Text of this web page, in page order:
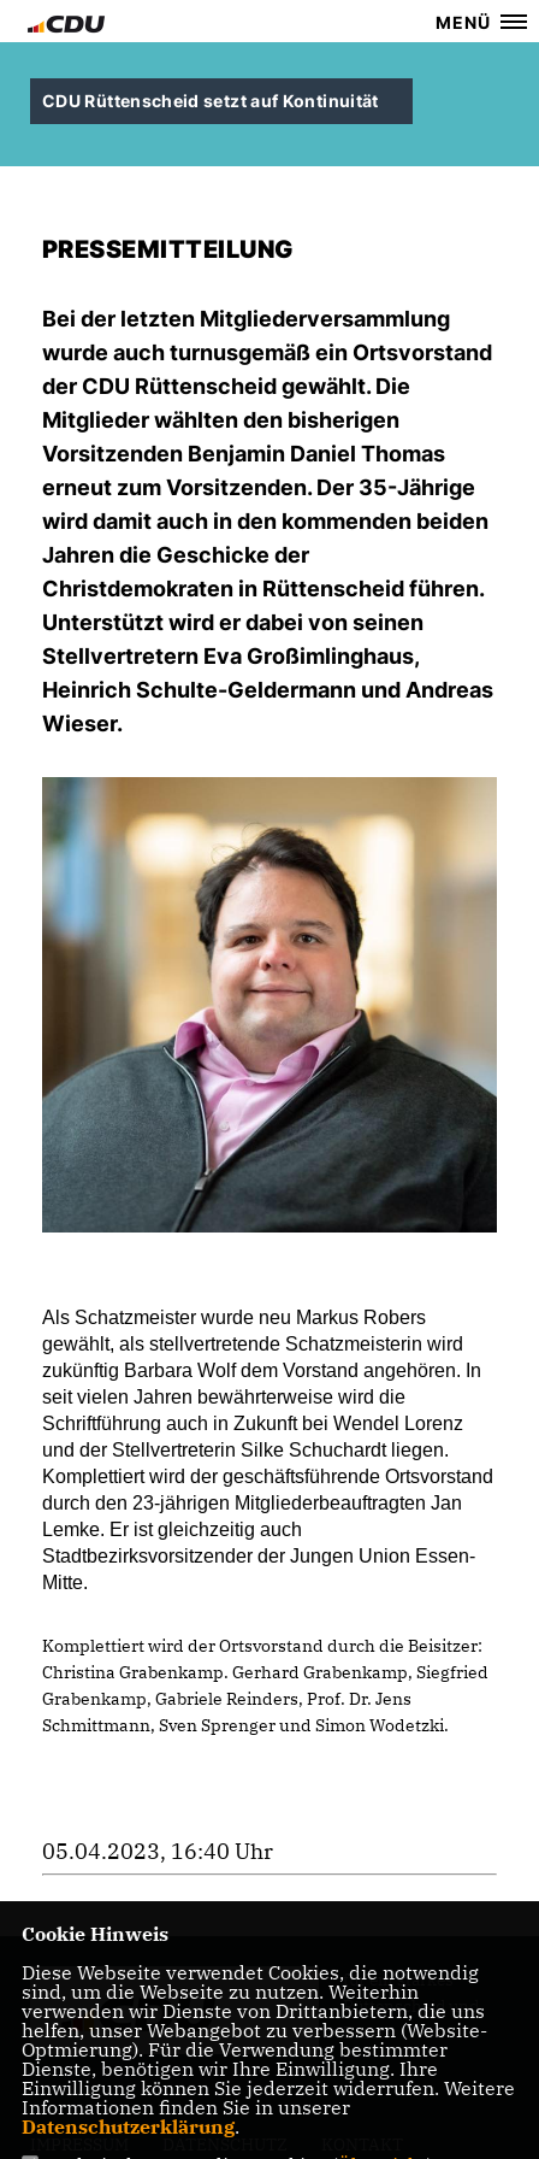
MENÜ
CDU Rüttenscheid setzt auf Kontinuität
PRESSEMITTEILUNG
Bei der letzten Mitgliederversammlung
wurde auch turnusgemäß ein Ortsvorstand
der CDU Rüttenscheid gewählt. Die
Mitglieder wählten den bisherigen
Vorsitzenden Benjamin Daniel Thomas
erneut zum Vorsitzenden. Der 35-Jährige
wird damit auch in den kommenden beiden
Jahren die Geschicke der
Christdemokraten in Rüttenscheid führen.
Unterstützt wird er dabei von seinen
Stellvertretern Eva Großimlinghaus,
Heinrich Schulte-Geldermann und Andreas
Wieser.
Als Schatzmeister wurde neu Markus Robers
gewählt, als stellvertretende Schatzmeisterin wird
zukünftig Barbara Wolf dem Vorstand angehören. In
seit vielen Jahren bewährterweise wird die
Schriftführung auch in Zukunft bei Wendel Lorenz
und der Stellvertreterin Silke Schuchardt liegen.
Komplettiert wird der geschäftsführende Ortsvorstand
durch den 23-jährigen Mitgliederbeauftragten Jan
Lemke. Er ist gleichzeitig auch
Stadtbezirksvorsitzender der Jungen Union Essen-
Mitte.
Komplettiert wird der Ortsvorstand durch die Beisitzer:
Christina Grabenkamp. Gerhard Grabenkamp, Siegfried
Grabenkamp, Gabriele Reinders, Prof. Dr. Jens
Schmittmann, Sven Sprenger und Simon Wodetzki.
05.04.2023, 16:40 Uhr
für ein starkes
Rüttenscheid und
Essen
DATENSCHUTZ
Cookie Hinweis
Diese Webseite verwendet Cookies, die notwendig
sind, um die Webseite zu nutzen. Weiterhin
verwenden wir Dienste von Drittanbietern, die uns
helfen, unser Webangebot zu verbessern (Website-
Optmierung). Für die Verwendung bestimmter
Dienste, benötigen wir Ihre Einwilligung. Ihre
Einwilligung können Sie jederzeit widerrufen. Weitere
Informationen finden Sie in unserer
Datenschutzerklärung.